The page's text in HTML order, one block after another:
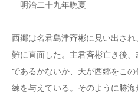
明治二十九年晩夏 勝
西郷は名君島津斉彬に見い出さ
難に直面した。主君斉彬亡き後
であるかないか、天が西郷をこ
練を与えている。そのように勝